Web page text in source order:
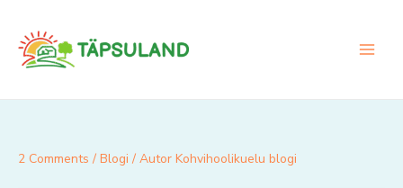
content
2 Comments / Blogi / Autor Kohvihoolikuelu blogi